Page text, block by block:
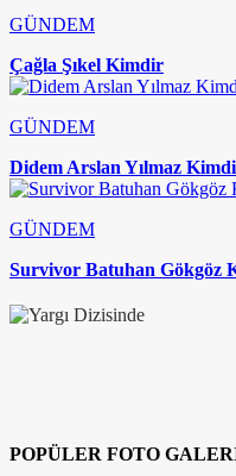
GÜNDEM
Çağla Şıkel Kimdir
GÜNDEM
Didem Arslan Yılmaz
GÜNDEM
Survivor Batuhan Gökgöz
POPÜLER FOTO